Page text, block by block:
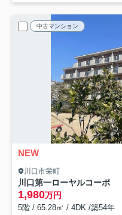
中古マンション
NEW
川口市栄町
川口第一ローヤルコーポ
1,980万円
5階 / 65.28㎡ / 4DK /築54年